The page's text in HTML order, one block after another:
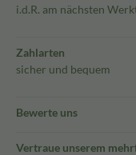
i.d.R. am nächsten
Zahlarten
sicher und bequem
Bewerte uns
Vertraue unserem